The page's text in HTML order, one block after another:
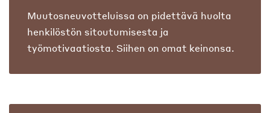
Muutosneuvotteluissa on pidettävä huolta
henkilöstön sitoutumisesta ja
työmotivaatiosta. Siihen on omat keinonsa.